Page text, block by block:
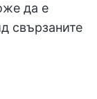
да е
свързаните